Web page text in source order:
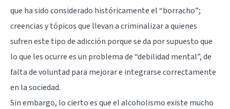
que ha sido considerado históricamente el “borracho”;
creencias y tópicos que llevan a criminalizar a quienes
sufren este tipo de adicción porque se da por supuesto que
lo que les ocurre es un problema de “debilidad mental”, de
falta de voluntad para mejorar e integrarse correctamente
en la sociedad.
Sin embargo, lo cierto es que el alcoholismo existe mucho